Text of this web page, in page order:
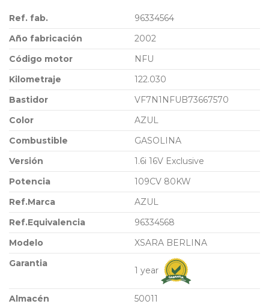
Ref. fab.
96334564
Año fabricación
2002
Código motor
NFU
Kilometraje
122.030
Bastidor
VF7N1NFUB73667570
Color
AZUL
Combustible
GASOLINA
Versión
1.6i 16V Exclusive
Potencia
109CV 80KW
Ref.Marca
AZUL
Ref.Equivalencia
96334568
Modelo
XSARA BERLINA
Garantia
1 year
Almacén
50011